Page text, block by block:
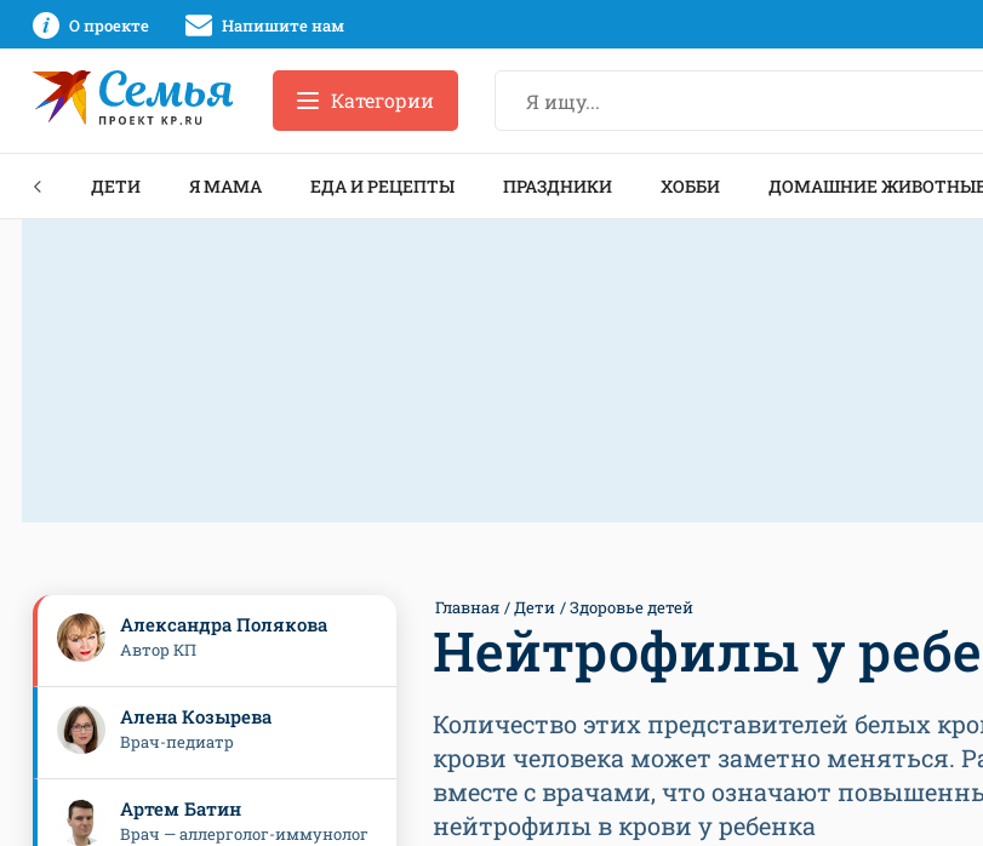
О проекте Напишите нам
Категории
ДЕТИ Я МАМА ЕДА И РЕЦЕПТЫ ПРАЗДНИКИ ХОББИ ДОМАШНИЕ
Главная Дети Здоровье детей
Нейтрофилы у
Количество этих представителей белых
крови человека может заметно меняться.
вместе с врачами, что означают
нейтрофилы в крови у ребенка
Александра Полякова
Автор КП
Алена Козырева
Врач-педиатр
Артем Батин
Врач — аллерголог-иммунолог